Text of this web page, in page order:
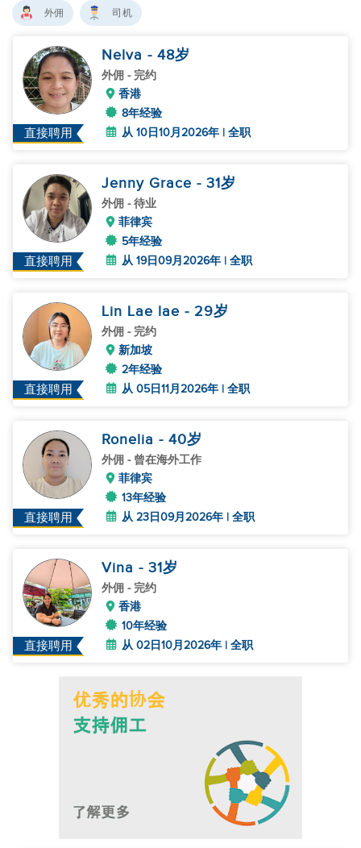
外佣 司机
直接聘用
Nelva - 48岁
外佣 - 完约
香港
8年经验
从 10日10月2026年 | 全职
直接聘用
Jenny Grace - 31岁
外佣 - 待业
菲律宾
5年经验
从 19日09月2026年 | 全职
直接聘用
Lin Lae lae - 29岁
外佣 - 完约
新加坡
2年经验
从 05日11月2026年 | 全职
直接聘用
Ronelia - 40岁
外佣 - 曾在海外工作
菲律宾
13年经验
从 23日09月2026年 | 全职
直接聘用
Vina - 31岁
外佣 - 完约
香港
10年经验
从 02日10月2026年 | 全职